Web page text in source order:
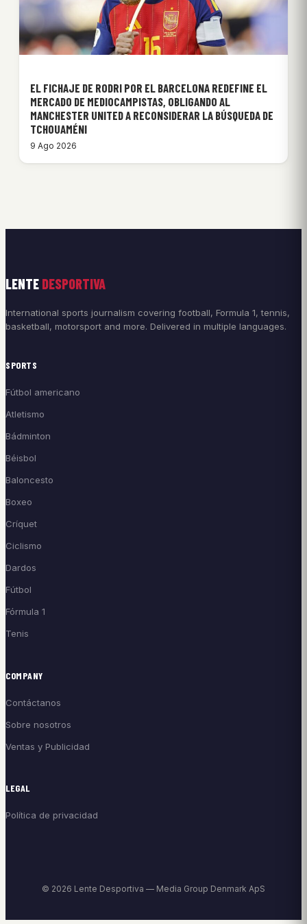
EL FICHAJE DE RODRI POR EL BARCELONA REDEFINE EL
MERCADO DE MEDIOCAMPISTAS, OBLIGANDO AL
MANCHESTER UNITED A RECONSIDERAR LA BÚSQUEDA DE
TCHOUAMÉNI
9 Ago 2026
LENTE DESPORTIVA
International sports journalism covering football, Formula 1, tennis,
basketball, motorsport and more. Delivered in multiple languages.
SPORTS
Fútbol americano
Atletismo
Bádminton
Béisbol
Baloncesto
Boxeo
Críquet
Ciclismo
Dardos
Fútbol
Fórmula 1
Tenis
COMPANY
Contáctanos
Sobre nosotros
Ventas y Publicidad
LEGAL
Política de privacidad
© 2026 Lente Desportiva — Media Group Denmark ApS